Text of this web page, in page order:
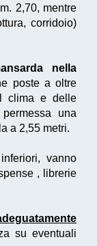
2,70, mentre
corridoio)
nella
poste a oltre
clima e delle
una
a 2,55 metri.
vanno
, librerie
su eventuali